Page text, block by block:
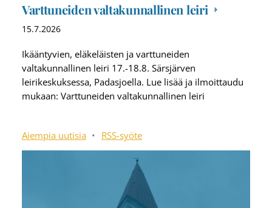
Varttuneiden valtakunnallinen leiri
15.7.2026
Ikääntyvien, eläkeläisten ja varttuneiden
valtakunnallinen leiri 17.-18.8. Särsjärven
leirikeskuksessa, Padasjoella. Lue lisää ja ilmoittaudu
mukaan: Varttuneiden valtakunnallinen leiri
Aiempia uutisia • RSS-syöte